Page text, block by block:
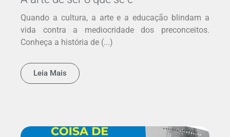
Quando a cultura, a arte e a educação blindam a
vida contra a mediocridade dos preconceitos.
Conheça a história de (...)
Leia Mais